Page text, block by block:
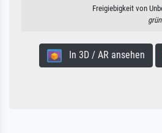
Freigiebigkeit von
grün
In 3D / AR ansehen